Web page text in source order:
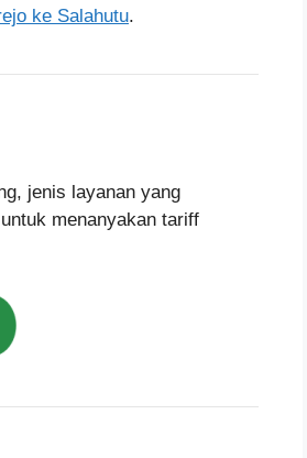
ke Salahutu.
jenis layanan yang
menanyakan tariff